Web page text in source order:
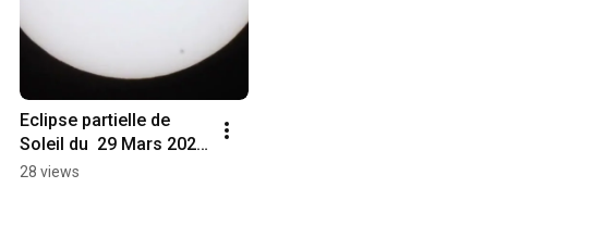
Eclipse partielle de
Soleil du  29 Mars 2025
- Time laps
28 views